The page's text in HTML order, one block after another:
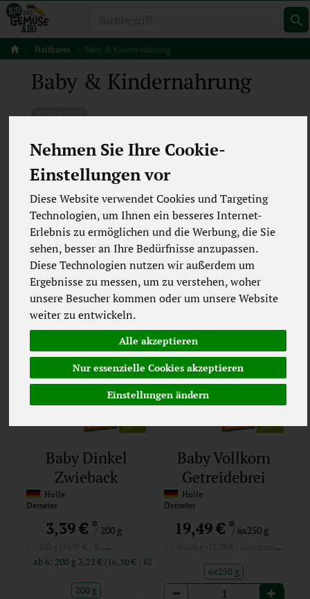
Nehmen Sie Ihre Cookie-
Einstellungen vor
Diese Website verwendet Cookies und Targeting
Technologien, um Ihnen ein besseres Internet-
Erlebnis zu ermöglichen und die Werbung, die Sie
sehen, besser an Ihre Bedürfnisse anzupassen.
Diese Technologien nutzen wir außerdem um
Ergebnisse zu messen, um zu verstehen, woher
unsere Besucher kommen oder um unsere Website
weiter zu entwickeln.
Alle akzeptieren
Nur essenzielle Cookies akzeptieren
Einstellungen ändern
Haltbares Baby & Kindernahrung
Baby & Kindernahrung
12
Hersteller Ernährung
Allergene Merkmale
Baby Dinkel
Zwieback
Holle
Demeter
3,39 €*/ 200 g
1 * 200 g (16,95 € / Kilogramm)
ab 6: 200 g 3,22 € (16,10 € / Kilogramm)
200 g
Baby Vollkorn
Getreidebrei
(Gebindeartikel)
Holle
Demeter
19,49 €*/ 6x250 g
1 * 6x250 g (12,98 € / Kilogramm)
6x250 g
Anzahl